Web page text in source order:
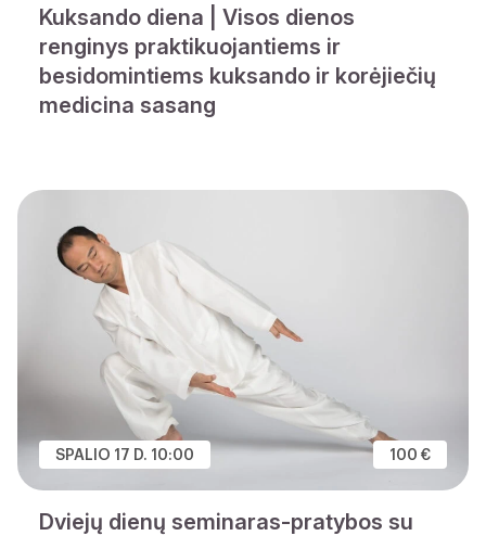
Kuksando diena | Visos dienos
renginys praktikuojantiems ir
besidomintiems kuksando ir korėjiečių
medicina sasang
SPALIO 17 D. 10:00 100 €
Dviejų dienų seminaras-pratybos su